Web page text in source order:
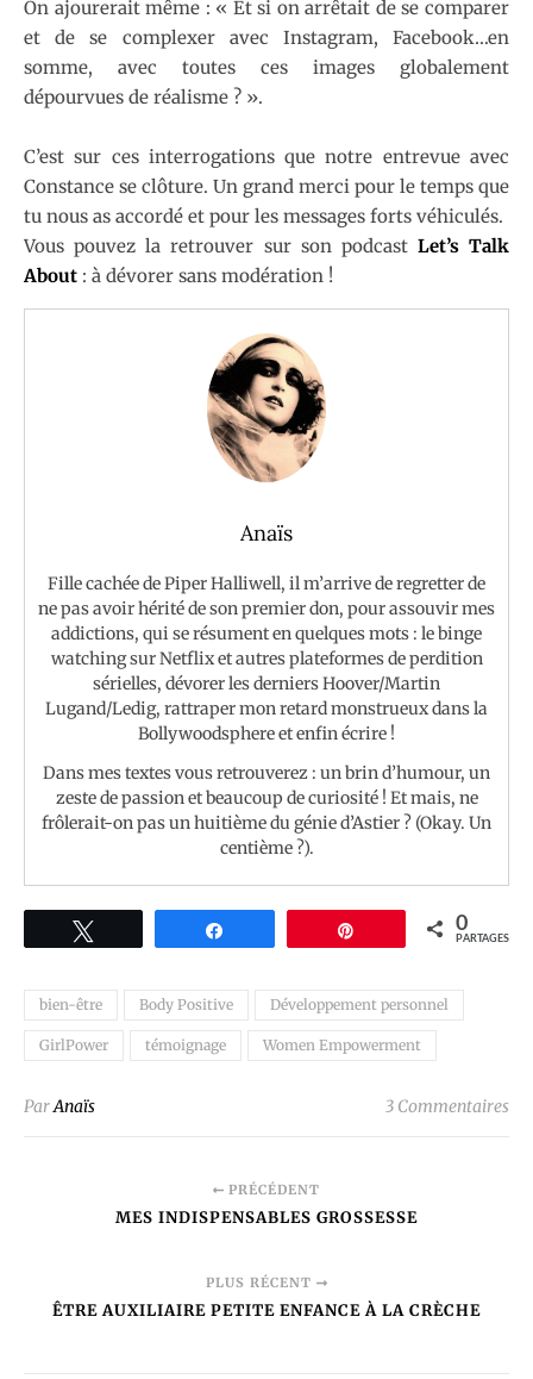
On ajourerait même : « Et si on arrêtait de se comparer
et de se complexer avec Instagram, Facebook…en
somme, avec toutes ces images globalement
dépourvues de réalisme ? ».
C’est sur ces interrogations que notre entrevue avec
Constance se clôture. Un grand merci pour le temps que
tu nous as accordé et pour les messages forts véhiculés.
Vous pouvez la retrouver sur son podcast Let’s Talk
About : à dévorer sans modération !
Anaïs
Fille cachée de Piper Halliwell, il m’arrive de regretter de
ne pas avoir hérité de son premier don, pour assouvir mes
addictions, qui se résument en quelques mots : le binge
watching sur Netflix et autres plateformes de perdition
sérielles, dévorer les derniers Hoover/Martin
Lugand/Ledig, rattraper mon retard monstrueux dans la
Bollywoodsphere et enfin écrire !
Dans mes textes vous retrouverez : un brin d’humour, un
zeste de passion et beaucoup de curiosité ! Et mais, ne
frôlerait-on pas un huitième du génie d’Astier ? (Okay. Un
centième ?).
0
PARTAGES
bien-être Body Positive Développement personnel
GirlPower témoignage Women Empowerment
ParAnaïs 3 Commentaires
PRÉCÉDENT
MES INDISPENSABLES GROSSESSE
PLUS RÉCENT
ÊTRE AUXILIAIRE PETITE ENFANCE À LA CRÈCHE